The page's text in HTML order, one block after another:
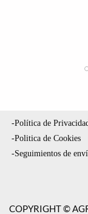
-Política de
-Politica de Cookies
-Seguimientos de
COPYRIGHT ©